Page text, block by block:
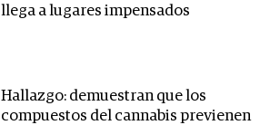
llega a lugares impensados
Hallazgo: demuestran que los
compuestos del cannabis previenen